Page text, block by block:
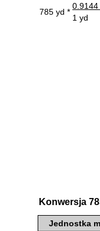
785 yd *
0.9144
1 yd
Konwersja
Jednostka